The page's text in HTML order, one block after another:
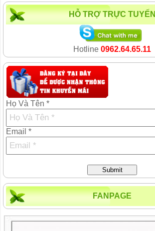
HỖ TRỢ TRỰC TUYẾN
Hotline 0962.64.65.11
Họ Và Tên *
Email *
Submit
FANPAGE